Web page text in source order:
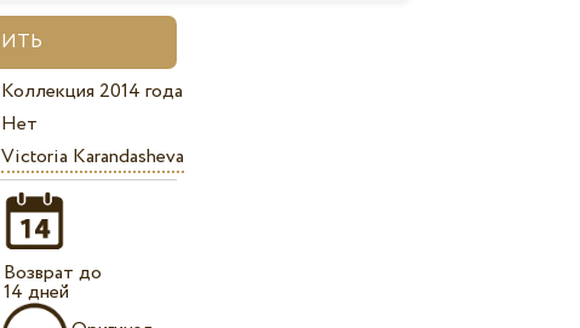
Коллекция 2014 года
Нет
Victoria Karandasheva
Возврат до
14 дней